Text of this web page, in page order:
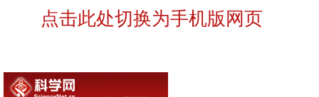
点击此处切换为手机版网页